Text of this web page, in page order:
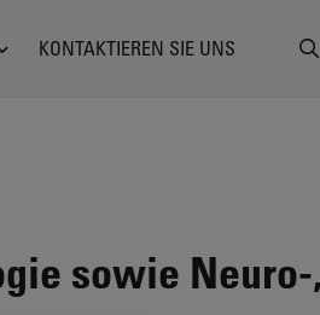
KONTAKTIEREN SIE UNS
sowie Neuro-,